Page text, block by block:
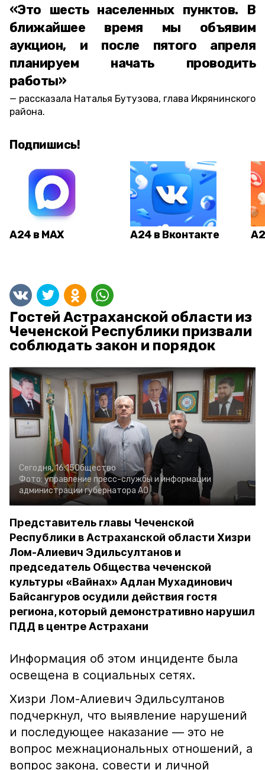
«Это шесть населенных пунктов. В
ближайшее время мы объявим
аукцион, и после пятого апреля
планируем начать проводить
работы»
рассказала Наталья Бутузова, глава Икрянинского
района.
Подпишись!
А24 в MAX А24 в Вконтакте
Гостей Астраханской области из
Чеченской Республики призвали
соблюдать закон и порядок
Сегодня, 16:15Общество
Фото: управление пресс-службы и информации
администрации губернатора АО
Представитель главы Чеченской
Республики в Астраханской области Хизри
Лом-Алиевич Эдильсултанов и
председатель Общества чеченской
культуры «Вайнах» Адлан Мухадинович
Байсангуров осудили действия гостя
региона, который демонстративно нарушил
ПДД в центре Астрахани
Информация об этом инциденте была
освещена в социальных сетях.
Хизри Лом-Алиевич Эдильсултанов
подчеркнул, что выявление нарушений
и последующее наказание — это не
вопрос межнациональных отношений, а
вопрос закона, совести и личной